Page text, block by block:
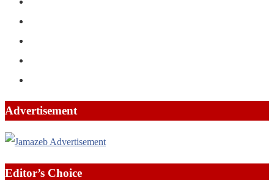
Advertisement
Editor’s Choice